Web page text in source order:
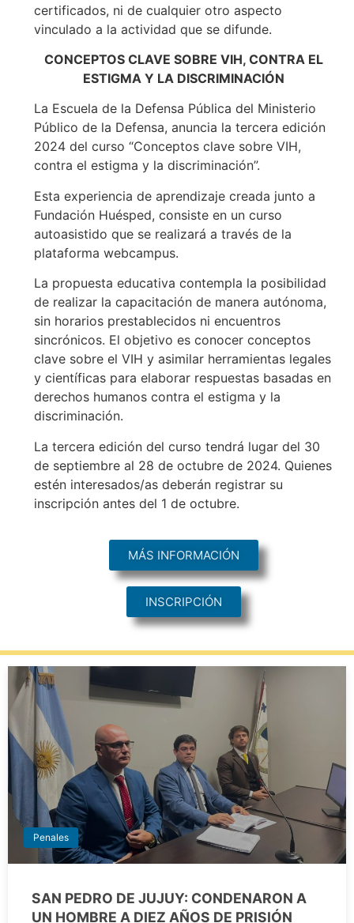
certificados, ni de cualquier otro aspecto
vinculado a la actividad que se difunde.
CONCEPTOS CLAVE SOBRE VIH, CONTRA EL
ESTIGMA Y LA DISCRIMINACIÓN
La Escuela de la Defensa Pública del Ministerio
Público de la Defensa, anuncia la tercera edición
2024 del curso “Conceptos clave sobre VIH,
contra el estigma y la discriminación”.
Esta experiencia de aprendizaje creada junto a
Fundación Huésped, consiste en un curso
autoasistido que se realizará a través de la
plataforma webcampus.
La propuesta educativa contempla la posibilidad
de realizar la capacitación de manera autónoma,
sin horarios prestablecidos ni encuentros
sincrónicos. El objetivo es conocer conceptos
clave sobre el VIH y asimilar herramientas legales
y científicas para elaborar respuestas basadas en
derechos humanos contra el estigma y la
discriminación.
La tercera edición del curso tendrá lugar del 30
de septiembre al 28 de octubre de 2024. Quienes
estén interesados/as deberán registrar su
inscripción antes del 1 de octubre.
MÁS INFORMACIÓN
INSCRIPCIÓN
Penales
SAN PEDRO DE JUJUY: CONDENARON A
UN HOMBRE A DIEZ AÑOS DE PRISIÓN